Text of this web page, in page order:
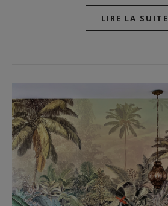
LIRE LA SUITE